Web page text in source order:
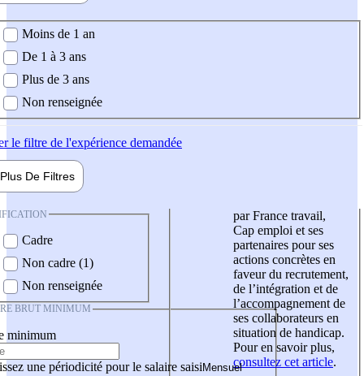
demandée
Moins de 1 an
De 1 à 3 ans
Plus de 3 ans
Non renseignée
le filtre de l'expérience demandée
Plus De Filtres
Cadre
Non cadre (1)
Non renseignée
BRUT MINIMUM
minimum
une périodicité pour le salaire saisi
par France travail,
Cap emploi et ses
partenaires pour ses
actions concrètes en
faveur du recrutement,
de l’intégration et de
l’accompagnement de
ses collaborateurs en
situation de handicap.
Pour en savoir plus,
consultez cet article.